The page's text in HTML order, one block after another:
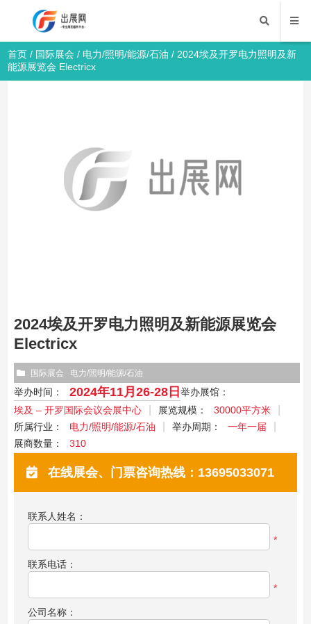
首页 / 国际展会 / 电力/照明/能源/石油 / 2024埃及开罗电力照明及新
能源展览会 Electricx
2024埃及开罗电力照明及新能源展览会
Electricx
国际展会 电力/照明/能源/石油
举办时间： 2024年11月26-28日 举办展馆：
埃及 – 开罗国际会议会展中心
展览规模：
30000平方米
所属行业：
电力/照明/能源/石油 举办周期：
一年一届
展商数量：
310
在线展会、门票咨询热线：13695033071
联系人姓名：
*
联系电话：
*
公司名称：